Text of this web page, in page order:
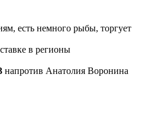
есть немного рыбы, торгует
в регионы
напротив Анатолия Воронина